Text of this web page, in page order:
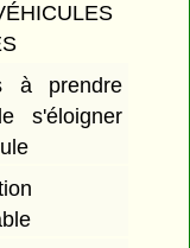
à prendre
s'éloigner